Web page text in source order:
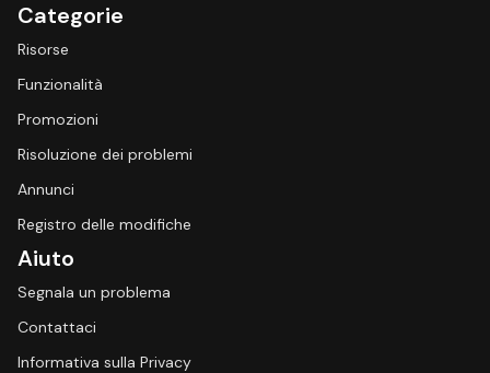
Categorie
Risorse
Funzionalità
Promozioni
Risoluzione dei problemi
Annunci
Registro delle modifiche
Aiuto
Segnala un problema
Contattaci
Informativa sulla Privacy